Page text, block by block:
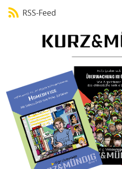
RSS-Feed